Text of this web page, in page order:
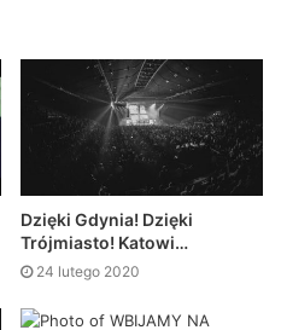
Dzięki Gdynia! Dzięki
Trójmiasto! Katowi…
24 lutego 2020